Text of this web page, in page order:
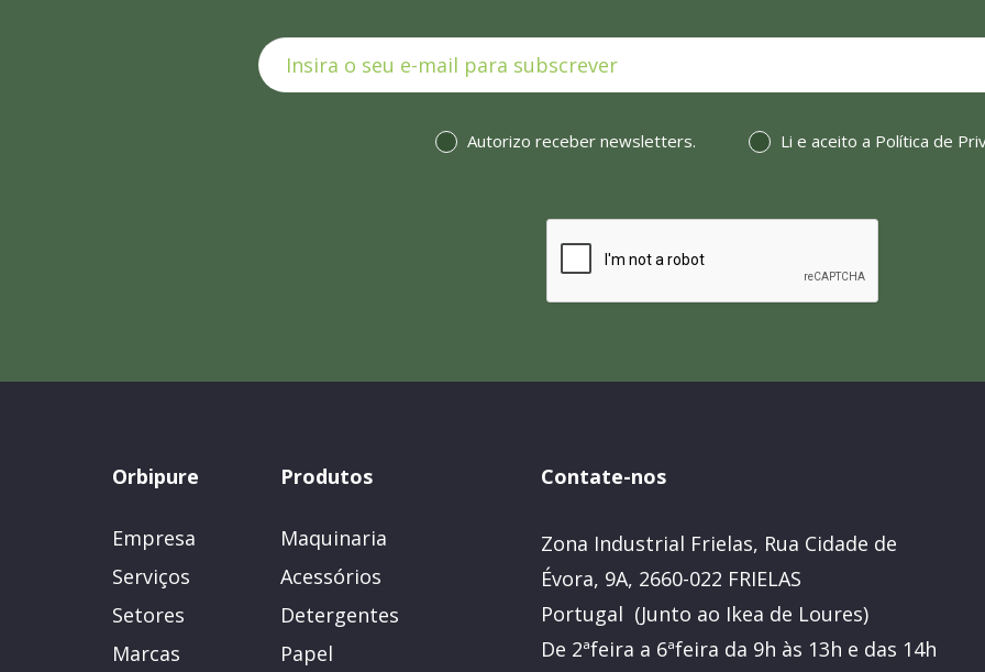
Autorizo receber newsletters. Li e aceito a Política de
Orbipure
Empresa
Serviços
Setores
Marcas
Produtos
Maquinaria
Acessórios
Detergentes
Papel
Contate-nos
Zona Industrial Frielas, Rua Cidade de
Évora, 9A, 2660-022 FRIELAS
Portugal (Junto ao Ikea de Loures)
De 2ªfeira a 6ªfeira da 9h às 13h e das 14h